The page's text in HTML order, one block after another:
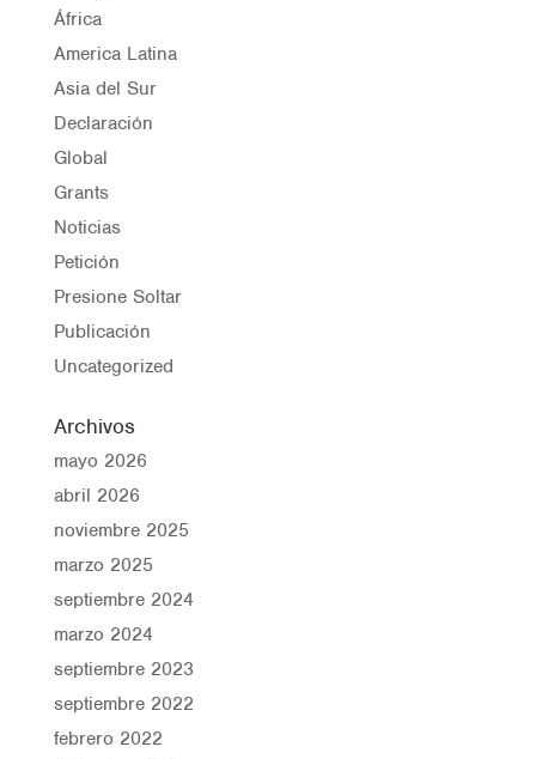
África
America Latina
Asia del Sur
Declaración
Global
Grants
Noticias
Petición
Presione Soltar
Publicación
Uncategorized
Archivos
mayo 2026
abril 2026
noviembre 2025
marzo 2025
septiembre 2024
marzo 2024
septiembre 2023
septiembre 2022
febrero 2022